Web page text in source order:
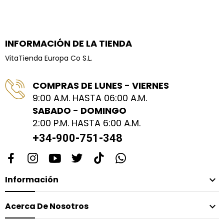
INFORMACIÓN DE LA TIENDA
VitaTienda Europa Co S.L.
COMPRAS DE LUNES - VIERNES
9:00 A.M. HASTA 06:00 A.M.
SABADO - DOMINGO
2:00 P.M. HASTA 6:00 A.M.
+34-900-751-348
Información 
Acerca De Nosotros 